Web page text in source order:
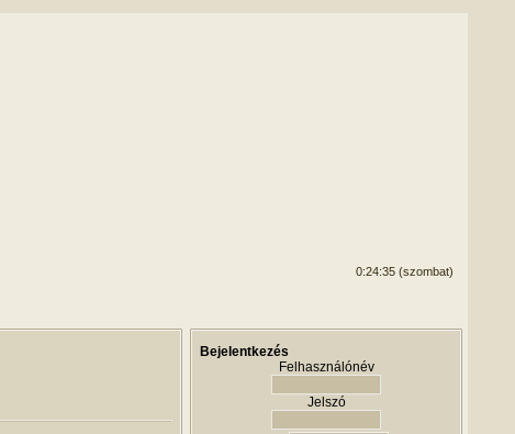
0:24:35 (szombat)
Bejelentkezés
Felhasználónév
Jelszó